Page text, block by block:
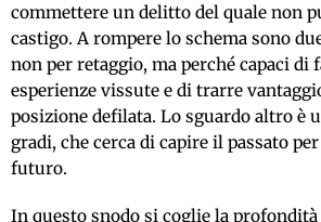
commettere un delitto del quale non
castigo. A rompere lo schema sono
non per retaggio, ma perché capaci di
esperienze vissute e di trarre
posizione defilata. Lo sguardo altro è
gradi, che cerca di capire il passato
futuro.
In questo snodo si coglie la